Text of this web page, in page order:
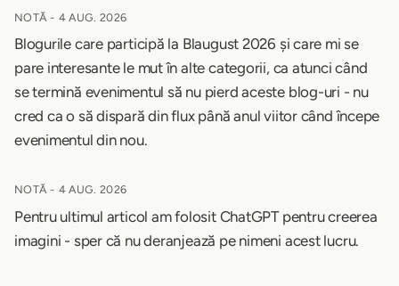
NOTĂ - 4 AUG. 2026
Blogurile care participă la Blaugust 2026 și care mi se
pare interesante le mut în alte categorii, ca atunci când
se termină evenimentul să nu pierd aceste blog-uri - nu
cred ca o să dispară din flux până anul viitor când începe
evenimentul din nou.
NOTĂ - 4 AUG. 2026
Pentru ultimul articol am folosit ChatGPT pentru creerea
imagini - sper că nu deranjează pe nimeni acest lucru.